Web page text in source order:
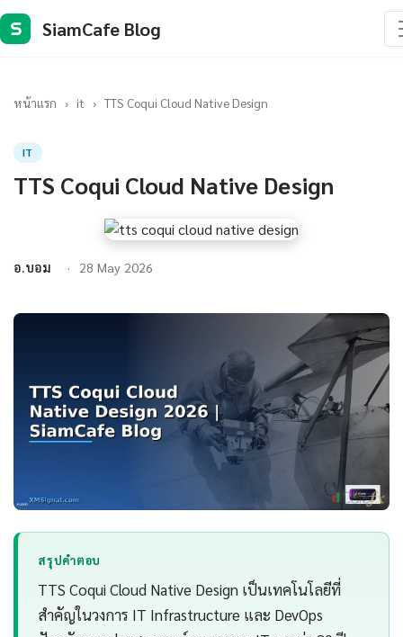
S SiamCafe Blog
หน้าแรก › it › TTS Coqui Cloud Native Design
IT
TTS Coqui Cloud Native Design
อ.บอม 28 May 2026
สรุปคำตอบ
TTS Coqui Cloud Native Design เป็นเทคโนโลยีที่
สำคัญในวงการ IT Infrastructure และ DevOps